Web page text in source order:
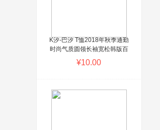
K汐-巴汐 T恤2018年秋季通勤
时尚气质圆领长袖宽松韩版百
搭印花潮流 KXBX3655 蓝色
ShopWT提醒您：商城系统演
¥10.00